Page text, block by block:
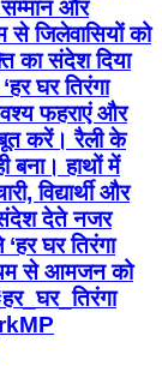
और
से जिलेवासियों को
का संदेश दिया
घर तिरंगा
फहराएं और
करें। रैली के
बना। हाथों में
विद्यार्थी और
देते नजर
घर तिरंगा
से आमजन को